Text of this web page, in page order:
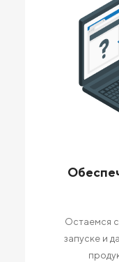
Остаемся с
запуске и